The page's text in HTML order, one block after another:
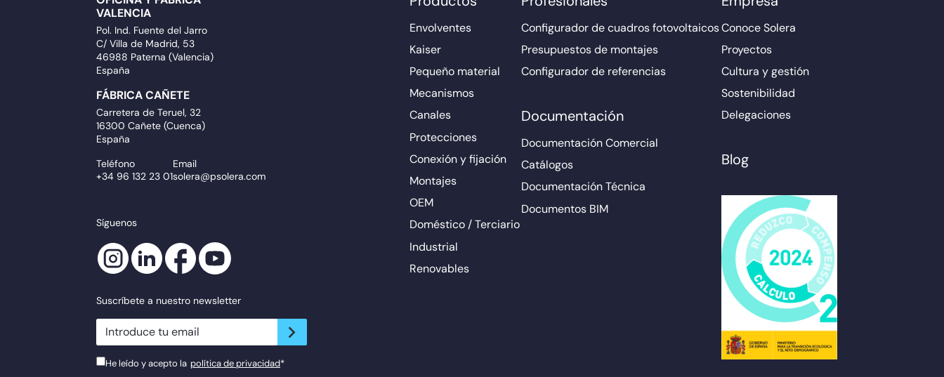
VALENCIA
Pol. Ind. Fuente del Jarro
C/ Villa de Madrid, 53
46988 Paterna (Valencia)
España
FÁBRICA CAÑETE
Carretera de Teruel, 32
16300 Cañete (Cuenca)
España
Teléfono
+34 96 132 23 01
Email
solera@psolera.com
Síguenos
Suscríbete a nuestro newsletter
newsletter.suscribe
He leído y acepto la política de privacidad*
Envolventes
Kaiser
Pequeño material
Mecanismos
Canales
Protecciones
Conexión y fijación
Montajes
OEM
Doméstico / Terciario
Industrial
Renovables
Configurador de cuadros fotovoltaicos
Presupuestos de montajes
Configurador de referencias
Documentación
Documentación Comercial
Catálogos
Documentación Técnica
Documentos BIM
Conoce Solera
Proyectos
Cultura y gestión
Sostenibilidad
Delegaciones
Blog